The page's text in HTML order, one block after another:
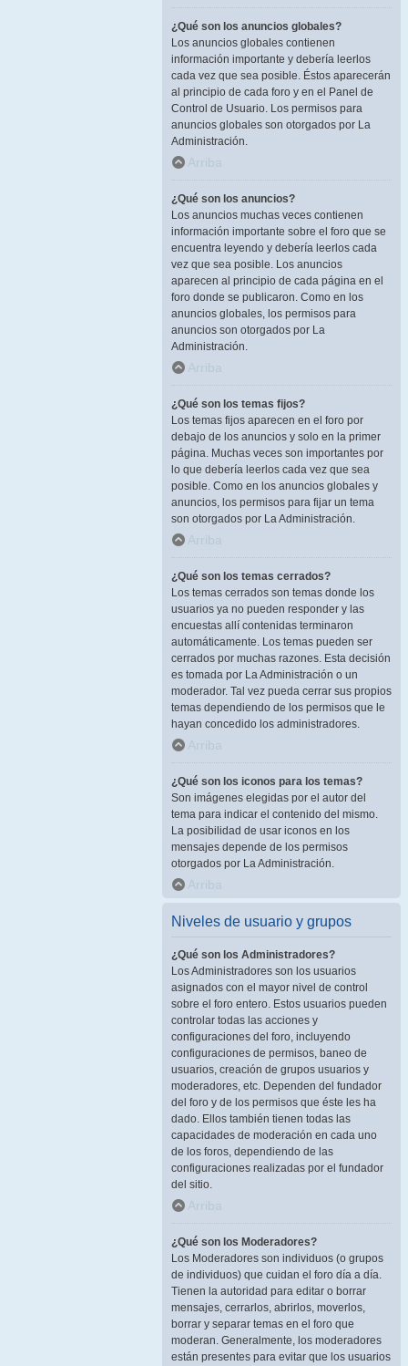
¿Qué son los anuncios globales?
Los anuncios globales contienen
información importante y debería leerlos
cada vez que sea posible. Éstos aparecerán
al principio de cada foro y en el Panel de
Control de Usuario. Los permisos para
anuncios globales son otorgados por La
Administración.
Arriba
¿Qué son los anuncios?
Los anuncios muchas veces contienen
información importante sobre el foro que se
encuentra leyendo y debería leerlos cada
vez que sea posible. Los anuncios
aparecen al principio de cada página en el
foro donde se publicaron. Como en los
anuncios globales, los permisos para
anuncios son otorgados por La
Administración.
Arriba
¿Qué son los temas fijos?
Los temas fijos aparecen en el foro por
debajo de los anuncios y solo en la primer
página. Muchas veces son importantes por
lo que debería leerlos cada vez que sea
posible. Como en los anuncios globales y
anuncios, los permisos para fijar un tema
son otorgados por La Administración.
Arriba
¿Qué son los temas cerrados?
Los temas cerrados son temas donde los
usuarios ya no pueden responder y las
encuestas allí contenidas terminaron
automáticamente. Los temas pueden ser
cerrados por muchas razones. Esta decisión
es tomada por La Administración o un
moderador. Tal vez pueda cerrar sus propios
temas dependiendo de los permisos que le
hayan concedido los administradores.
Arriba
¿Qué son los iconos para los temas?
Son imágenes elegidas por el autor del
tema para indicar el contenido del mismo.
La posibilidad de usar iconos en los
mensajes depende de los permisos
otorgados por La Administración.
Arriba
Niveles de usuario y grupos
¿Qué son los Administradores?
Los Administradores son los usuarios
asignados con el mayor nivel de control
sobre el foro entero. Estos usuarios pueden
controlar todas las acciones y
configuraciones del foro, incluyendo
configuraciones de permisos, baneo de
usuarios, creación de grupos usuarios y
moderadores, etc. Dependen del fundador
del foro y de los permisos que éste les ha
dado. Ellos también tienen todas las
capacidades de moderación en cada uno
de los foros, dependiendo de las
configuraciones realizadas por el fundador
del sitio.
Arriba
¿Qué son los Moderadores?
Los Moderadores son individuos (o grupos
de individuos) que cuidan el foro día a día.
Tienen la autoridad para editar o borrar
mensajes, cerrarlos, abrirlos, moverlos,
borrar y separar temas en el foro que
moderan. Generalmente, los moderadores
están presentes para evitar que los usuarios